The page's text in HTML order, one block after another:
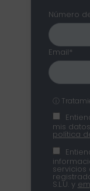
Número
Email*
ⓘ
mis
política
servicios
S.L.U. y